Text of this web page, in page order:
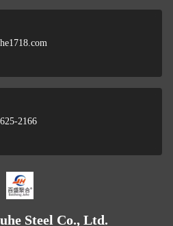
2166
Steel Co., Ltd.